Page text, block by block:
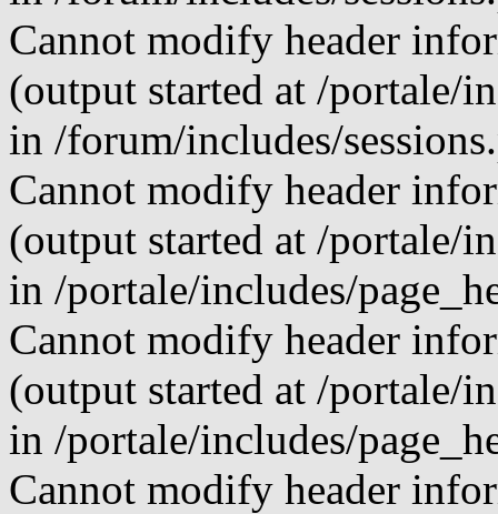
Cannot modify header
(output started at /portale/
in /forum/includes/
Cannot modify header
(output started at /portale/
in /portale/includes/
Cannot modify header
(output started at /portale/
in /portale/includes/
Cannot modify header